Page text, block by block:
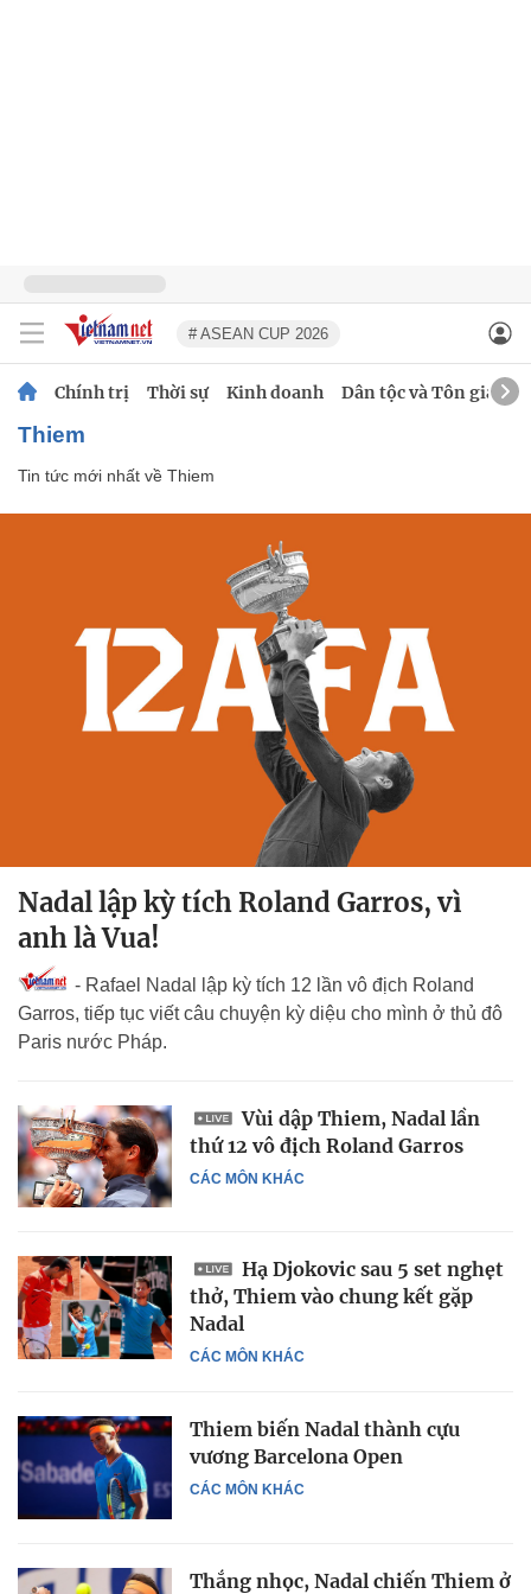
# ASEAN CUP 2026
Chính trị Thời sự Kinh doanh Dân tộc và Tôn giáo
Thiem
Tin tức mới nhất về Thiem
Nadal lập kỳ tích Roland Garros, vì
anh là Vua!
- Rafael Nadal lập kỳ tích 12 lần vô địch Roland
Garros, tiếp tục viết câu chuyện kỳ diệu cho mình ở thủ đô
Paris nước Pháp.
CÁC MÔN KHÁC
Vùi dập Thiem, Nadal lần
thứ 12 vô địch Roland Garros
CÁC MÔN KHÁC
Hạ Djokovic sau 5 set nghẹt
thở, Thiem vào chung kết gặp
Nadal
CÁC MÔN KHÁC
Thiem biến Nadal thành cựu
vương Barcelona Open
Thắng nhọc, Nadal chiến Thiem ở